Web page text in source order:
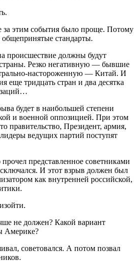
за этим события было проще. Потому
стандарты.
происшествие должны будут
страны. Резко негативную — бывшие
настороженную — Китай. И
еще тридцать стран и два десятка
будет в наибольшей степени
и военной оппозицией. При этом
правительство, Президент, армия,
ведущих партий поступят
представленное советниками
И этот взрыв должен был
как внутренней российской,
не должен? Какой вариант
Америке?
советовался. А потом позвал